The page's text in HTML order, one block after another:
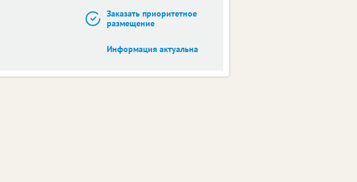
Заказать приоритетное
размещение
Информация актуальна